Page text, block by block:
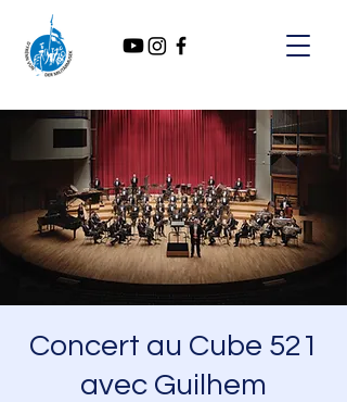
Concert au Cube 521
avec Guilhem